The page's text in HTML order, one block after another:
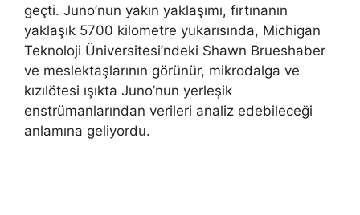
geçti. Juno’nun yakın yaklaşımı, fırtınanın
yaklaşık 5700 kilometre yukarısında, Michigan
Teknoloji Üniversitesi’ndeki Shawn Brueshaber
ve meslektaşlarının görünür, mikrodalga ve
kızılötesi ışıkta Juno’nun yerleşik
enstrümanlarından verileri analiz edebileceği
anlamına geliyordu.